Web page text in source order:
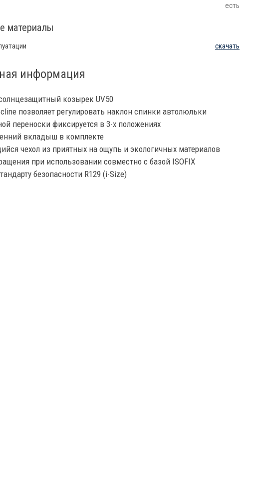
есть
материалы
скачать
информация
козырек UV50
позволяет регулировать наклон спинки автолюльки
переноски фиксируется в 3-х положениях
вкладыш в комплекте
чехол из приятных на ощупь и экологичных материалов
при использовании совместно с базой ISOFIX
безопасности R129 (i-Size)